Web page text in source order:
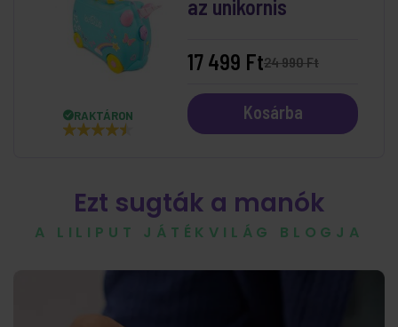
RAKTÁRON
az unikornis
24 990 Ft
17 499 Ft
Kosárba
Ezt sugták a manók
A LILIPUT JÁTÉKVILÁG BLOGJA